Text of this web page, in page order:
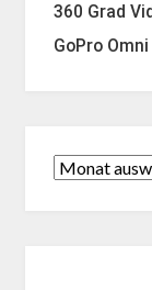
360 Grad
GoPro